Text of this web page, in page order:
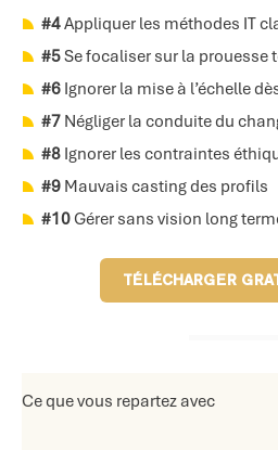
#4Appliquer les méthodes IT
#5Se focaliser sur la prouesse
#6 Ignorer la mise à l’échelle
#7 Négliger la conduite du
#8 Ignorer les contraintes
#9 Mauvais casting des profils
#10Gérer sans vision long
TÉLÉCHARGER
Ce que vous repartez avec